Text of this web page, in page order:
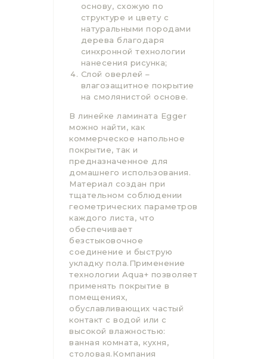
основу, схожую по
структуре и цвету с
натуральными породами
дерева благодаря
синхронной технологии
нанесения рисунка;
Слой оверлей –
влагозащитное покрытие
на смолянистой основе.
В линейке ламината Egger
можно найти, как
коммерческое напольное
покрытие, так и
предназначенное для
домашнего использования.
Материал создан при
тщательном соблюдении
геометрических параметров
каждого листа, что
обеспечивает
безстыковочное
соединение и быструю
укладку пола.Применение
технологии Aqua+ позволяет
применять покрытие в
помещениях,
обуславливающих частый
контакт с водой или с
высокой влажностью:
ванная комната, кухня,
столовая.Компания